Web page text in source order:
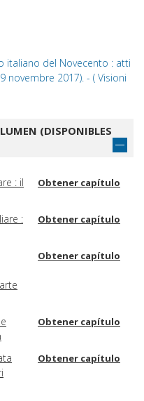
italiano del Novecento : atti
novembre 2017). - ( Visioni
(DISPONIBLES
: il
Obtener capítulo
:
Obtener capítulo
Obtener capítulo
Obtener capítulo
Obtener capítulo